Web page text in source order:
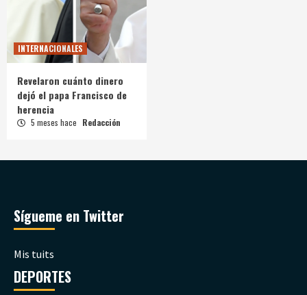
INTERNACIONALES
Revelaron cuánto dinero
dejó el papa Francisco de
herencia
5 meses hace Redacción
Sígueme en Twitter
Mis tuits
DEPORTES